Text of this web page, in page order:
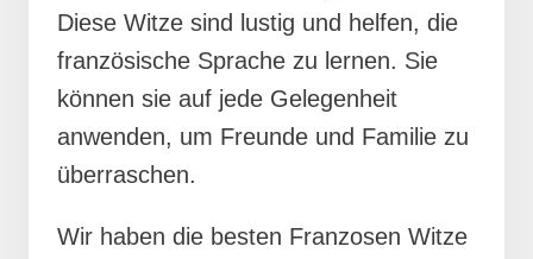
Diese Witze sind lustig und helfen, die
französische Sprache zu lernen. Sie
können sie auf jede Gelegenheit
anwenden, um Freunde und Familie zu
überraschen.
Wir haben die besten Franzosen Witze